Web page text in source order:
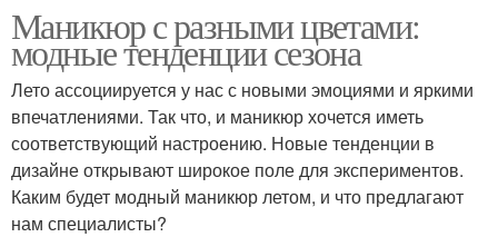
Маникюр с разными цветами:
модные тенденции сезона
Лето ассоциируется у нас с новыми эмоциями и яркими
впечатлениями. Так что, и маникюр хочется иметь
соответствующий настроению. Новые тенденции в
дизайне открывают широкое поле для экспериментов.
Каким будет модный маникюр летом, и что предлагают
нам специалисты?